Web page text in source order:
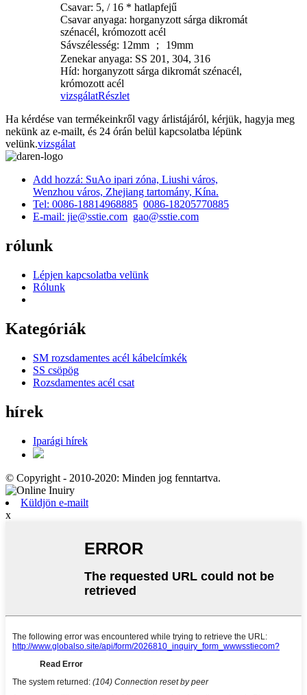
Csavar: 5, / 16 * hatlapfejű
Csavar anyaga: horganyzott sárga dikromát
szénacél, krómozott acél
Sávszélesség: 12mm ； 19mm
Zenekar anyaga: SS 201, 304, 316
Híd: horganyzott sárga dikromát szénacél,
krómozott acél
vizsgálatRészlet
Ha kérdése van termékeinkről vagy árlistájáról, kérjük, hagyja meg
nekünk az e-mailt, és 24 órán belül kapcsolatba lépünk
velünk.vizsgálat
Add hozzá: SuAo ipari zóna, Liushi város,
Wenzhou város, Zhejiang tartomány, Kína.
Tel: 0086-18814968885 0086-18205770885
E-mail: jie@sstie.com gao@sstie.com
rólunk
Lépjen kapcsolatba velünk
Rólunk
Kategóriák
SM rozsdamentes acél kábelcímkék
SS csöpög
Rozsdamentes acél csat
hírek
Iparági hírek
© Copyright - 2010-2020: Minden jog fenntartva.
Küldjön e-mailt
x